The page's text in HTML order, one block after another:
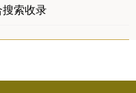
索收录